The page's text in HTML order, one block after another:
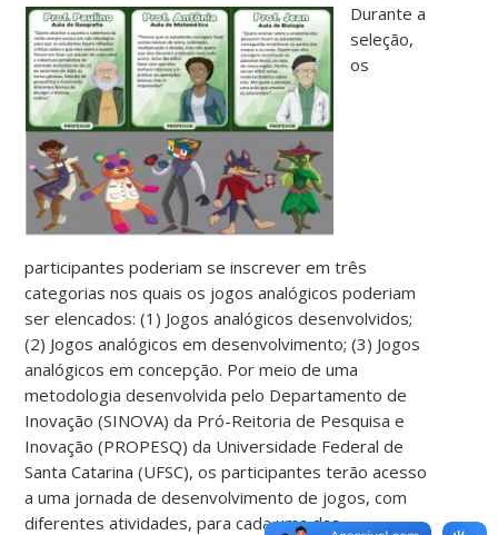
Durante a
seleção,
os
participantes poderiam se inscrever em três
categorias nos quais os jogos analógicos poderiam
ser elencados: (1) Jogos analógicos desenvolvidos;
(2) Jogos analógicos em desenvolvimento; (3) Jogos
analógicos em concepção. Por meio de uma
metodologia desenvolvida pelo Departamento de
Inovação (SINOVA) da Pró-Reitoria de Pesquisa e
Inovação (PROPESQ) da Universidade Federal de
Santa Catarina (UFSC), os participantes terão acesso
a uma jornada de desenvolvimento de jogos, com
diferentes atividades, para cada uma das